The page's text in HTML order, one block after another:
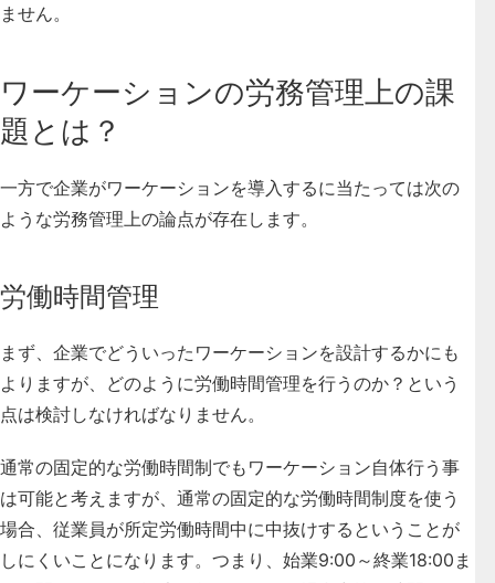
ません。
ワーケーションの労務管理上の課
題とは？
一方で企業がワーケーションを導入するに当たっては次の
ような労務管理上の論点が存在します。
労働時間管理
まず、企業でどういったワーケーションを設計するかにも
よりますが、 どのように労働時間管理を行うのか？という
点は検討しなければなりません。
通常の固定的な労働時間制でもワーケーション自体行う事
は可能と考えますが、通常の固定的な労働時間制度を使う
場合、従業員が所定労働時間中に中抜けするということが
しにくいことになります。つまり、始業9:00～終業18:00ま